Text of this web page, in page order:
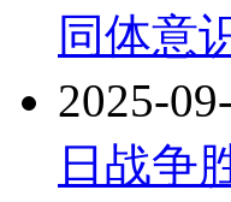
同体意
2025-
日战争